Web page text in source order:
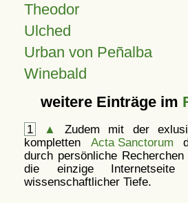
Theodor
Ulched
Urban von Peñalba
Winebald
weitere Einträge im
1 ▲
Zudem mit der
kompletten Acta Sanctorum
durch persönliche
die einzige
wissenschaftlicher Tiefe.